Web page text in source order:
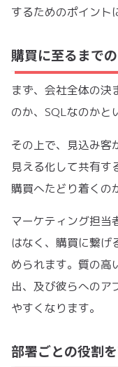
するためのポイント
購買に至るまで
まず、会社全体の決
のか、SQLなのかと
その上で、見込み客
見える化して共有す
購買へたどり着くの
マーケティング担当
はなく、購買に繋げ
められます。質の高
出、及び彼らへのア
やすくなります。
部署ごとの役割